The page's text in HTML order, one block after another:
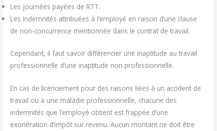
Les journées payées de RTT.
Les indemnités attribuées à l’employé en raison d’une clause
de non-concurrence mentionnée dans le contrat de travail.
Cependant, il faut savoir différencier une inaptitude au travail
professionnelle d’une inaptitude non professionnelle.
En cas de licenciement pour des raisons liées à un accident de
travail ou à une maladie professionnelle, chacune des
indemnités que l’employé obtient est frappée d’une
exonération d’impôt sur revenu. Aucun montant ne doit être